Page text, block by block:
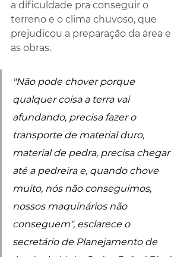
a dificuldade pra conseguir o
terreno e o clima chuvoso, que
prejudicou a preparação da área e
as obras.
"Não pode chover porque
qualquer coisa a terra vai
afundando, precisa fazer o
transporte de material duro,
material de pedra, precisa chegar
até a pedreira e, quando chove
muito, nós não conseguimos,
nossos maquinários não
conseguem", esclarece o
secretário de Planejamento de